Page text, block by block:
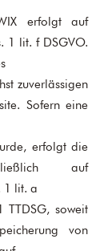
erfolgt auf
1 lit. f DSGVO.
zuverlässigen
Sofern eine
erfolgt die
auf
1 lit. a
soweit
von